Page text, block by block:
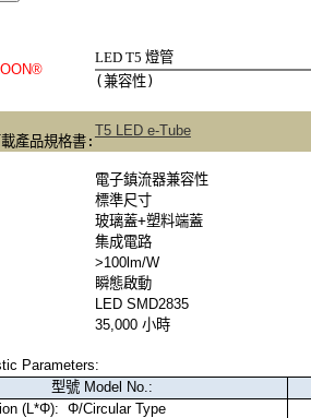
LED T5 燈管
(兼容性)
產品規格書:
T5 LED e-Tube
電子鎮流器兼容性
標準尺寸
玻璃蓋+塑料端蓋
集成電路
>100lm/W
瞬態啟動
LED SMD2835
35,000 小時
Parameters:
型號 Model No.:
(L*Φ): Φ/Circular Type